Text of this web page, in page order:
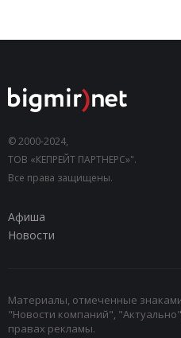
© 2000-2024,
ТОВ «КЕПРЕЙТ ПАРТНЕРС»".
Все права защищены.
Афиша
Новости
Материалы, отмеченные
"Новости компаний",
правах рекламы.